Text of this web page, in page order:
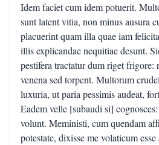
Idem faciet cum idem potuerit.
sunt latent vitia, non minus ausura
placuerint quam illa quae iam
illis explicandae nequitiae desunt.
pestifera tractatur dum riget frigore:
venena sed torpent. Multorum
luxuria, ut paria pessimis audeat,
Eadem velle [subaudi si]
volunt. Meministi, cum quendam
potestate, dixisse me volaticum